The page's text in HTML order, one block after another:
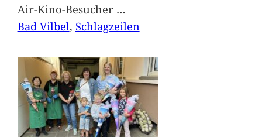
Air-Kino-Besucher …
Bad Vilbel, Schlagzeilen